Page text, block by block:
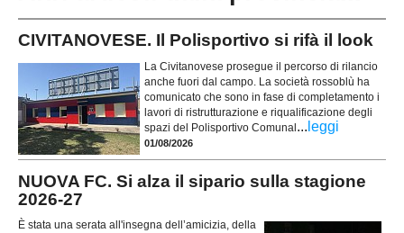
CIVITANOVESE. Il Polisportivo si rifà il look
La Civitanovese prosegue il percorso di rilancio
anche fuori dal campo. La società rossoblù ha
comunicato che sono in fase di completamento i
lavori di ristrutturazione e riqualificazione degli
spazi del Polisportivo Comunal... leggi
01/08/2026
NUOVA FC. Si alza il sipario sulla stagione
2026-27
È stata una serata all'insegna dell’amicizia, della